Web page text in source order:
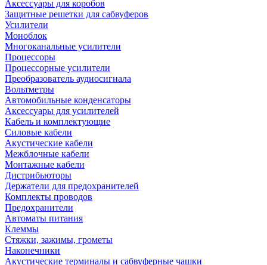
Аксессуары для коробов
Защитные решетки для сабвуферов
Усилители
Моноблок
Многоканальные усилители
Процессоры
Процессорные усилители
Преобразователь аудиосигнала
Вольтметры
Автомобильные конденсаторы
Аксессуары для усилителей
Кабель и комплектующие
Силовые кабели
Акустические кабели
Межблочные кабели
Монтажные кабели
Дистрибьюторы
Держатели для предохранителей
Комплекты проводов
Предохранители
Автоматы питания
Клеммы
Стяжки, зажимы, грометы
Наконечники
Акустические терминалы и сабвуферные чашки